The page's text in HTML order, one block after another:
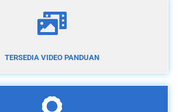
TERSEDIA VIDEO PANDUAN